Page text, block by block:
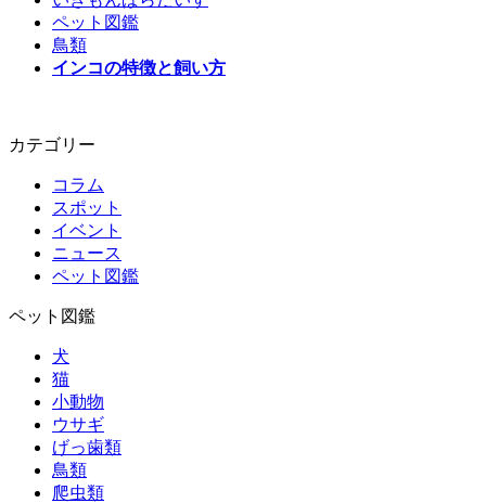
ペット図鑑
鳥類
インコの特徴と飼い方
カテゴリー
コラム
スポット
イベント
ニュース
ペット図鑑
ペット図鑑
犬
猫
小動物
ウサギ
げっ歯類
鳥類
爬虫類